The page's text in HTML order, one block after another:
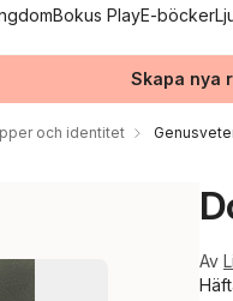
Bokus PlayE-böcker
Skapa nya
och identitet
Av